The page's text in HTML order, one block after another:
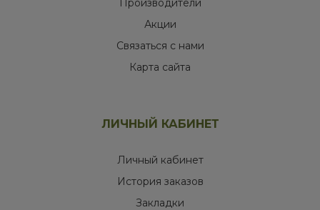
Производители
Акции
Связаться с нами
Карта сайта
ЛИЧНЫЙ КАБИНЕТ
Личный кабинет
История заказов
Закладки